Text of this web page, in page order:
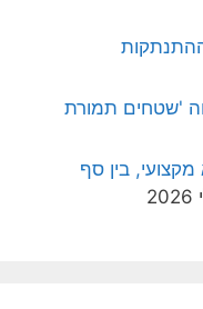
תמורת
בין סף